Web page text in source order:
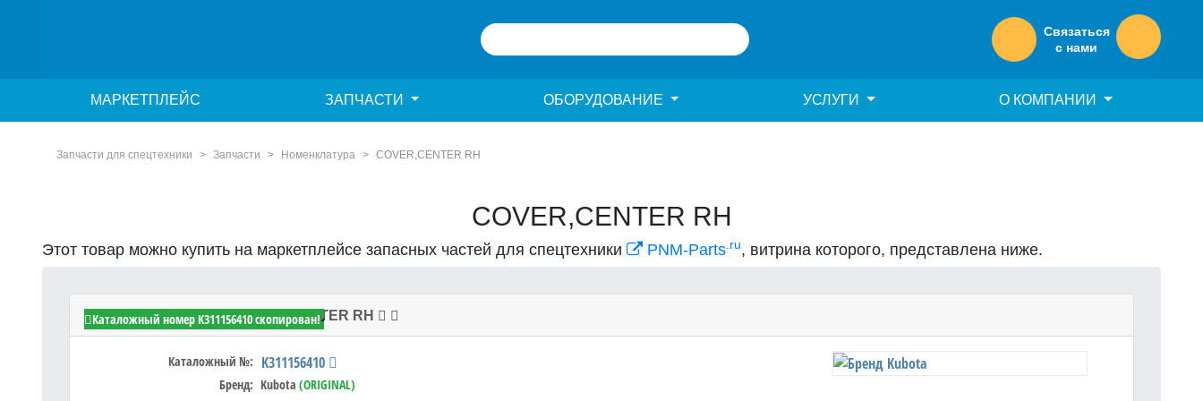
Связаться
с нами
МАРКЕТПЛЕЙС ЗАПЧАСТИ ОБОРУДОВАНИЕ УСЛУГИ О КОМПАНИИ
Запчасти для спецтехники Запчасти Номенклатура COVER,CENTER RH
COVER,CENTER RH
Этот товар можно купить на маркетплейсе запасных частей для спецтехники PNM-Parts.ru, витрина которого, представлена ниже.
Kubota K311156410 - COVER,CENTER RH
Каталожный №: K311156410
Бренд: Kubota (ORIGINAL)
Каталожный номер K311156410 скопирован!